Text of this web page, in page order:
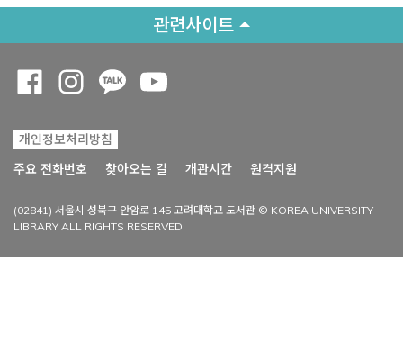
관련사이트
개인정보처리방침
주요 전화번호
찾아오는 길 개관시간 원격지원
(02841) 서울시 성북구 안암로 145 고려대학교 도서관 © KOREA UNIVERSITY
LIBRARY ALL RIGHTS RESERVED.
Opens a new window
Opens a new window
Opens a new window